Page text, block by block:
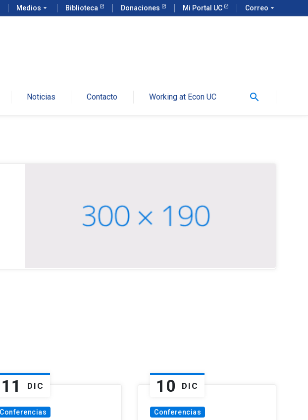
Medios arrow_drop_down Biblioteca Donaciones Mi Portal UC Correo arrow_drop_down
Noticias Contacto Working at Econ UC search
11 DIC
Conferencias
10 DIC
Conferencias